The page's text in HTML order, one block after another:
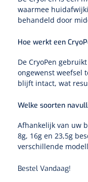
Lactaat- en
Reagentia
Serologie
Rapid tests
Parasitologie
Oefenmatten
Oefenballen
Loopbruggen
Evenwicht &
Stuitreiniging
Haarverzorging
Douche en bad
Diversen
Afvalbakken
Toebehoren
Autoclaven
Kripwindels
Zelfklevende
Tubulaire
Steriele kits
Verbandsets
Afdeklakens
waarmee
behandeld door
Hoe werkt een
De CryoPen
ongewenst weefsel
blijft intact, wat
Welke soorten
Afhankelijk van uw
8g, 16g en 23,5g
verschillende
Bestel Vandaag!